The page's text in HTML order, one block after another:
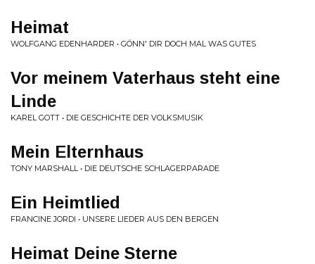
Heimat
WOLFGANG EDENHARDER • GÖNN' DIR DOCH MAL WAS GUTES
Vor meinem Vaterhaus steht eine
Linde
KAREL GOTT • DIE GESCHICHTE DER VOLKSMUSIK
Mein Elternhaus
TONY MARSHALL • DIE DEUTSCHE SCHLAGERPARADE
Ein Heimtlied
FRANCINE JORDI • UNSERE LIEDER AUS DEN BERGEN
Heimat Deine Sterne